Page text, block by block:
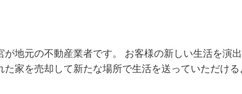
が地元の不動産業者です。 お客様の新しい生活を演
家を売却して新たな場所で生活を送っていただける